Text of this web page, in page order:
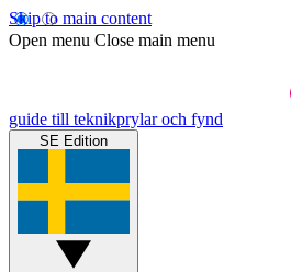
Skip to main content
Open menu Close main menu
guide till teknikprylar och fynd
SE Edition